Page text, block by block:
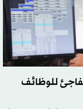
للوظائف